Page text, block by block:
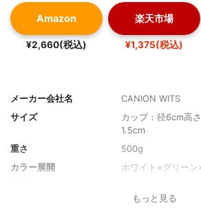
Amazon
¥2,660(税込)
楽天市場
¥1,375(税込)
メーカー会社名
CANION WITS
サイズ
カップ：径6cm高
1.5cm
重さ
500g
カラー展開
ホワイト×グリーン
あり
もっと見る